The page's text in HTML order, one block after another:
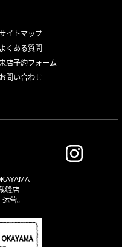
イトマップ
よくある質問
店予約フォーム
お問い合わせ
缝店
营。